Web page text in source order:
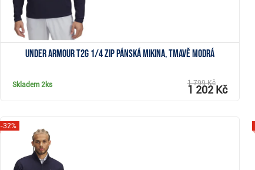
Under Armour T2G 1/4 Zip pánská mikina, tmavě modrá
Skladem2ks 1 799 Kč
1 202 Kč
-32%